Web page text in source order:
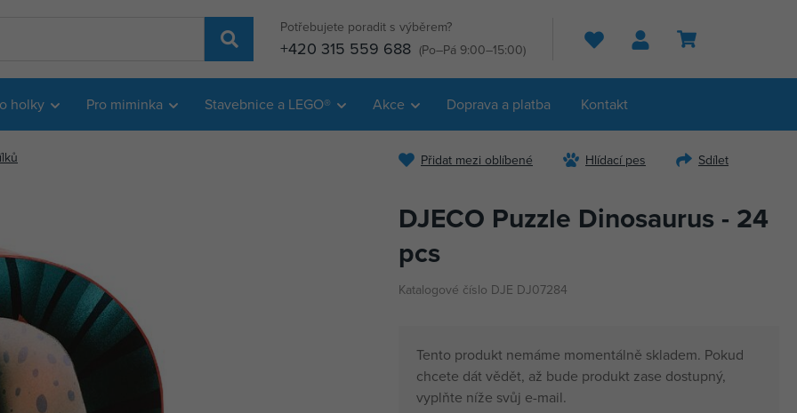
Potřebujete poradit s výběrem?
+420 315 559 688 (Po–Pá 9:00–15:00) Hledat
holky Pro miminka Stavebnice a LEGO® Akce Doprava a platba Kontakt
Přidat mezi oblíbené Hlídací pes Sdílet
DJECO Puzzle Dinosaurus - 24
pcs
Katalogové číslo DJE DJ07284
Tento produkt nemáme momentálně skladem. Pokud
chcete dát vědět, až bude produkt zase dostupný,
vyplňte níže svůj e-mail.